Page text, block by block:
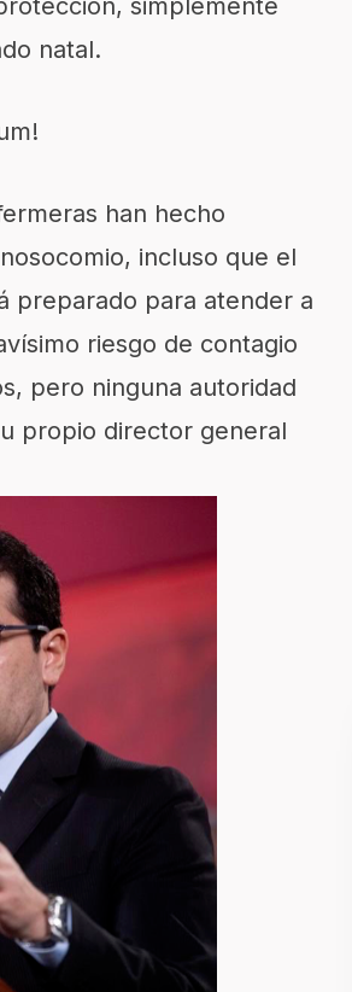
simplemente
natal.
han hecho
incluso que el
preparado para atender a
riesgo de contagio
pero ninguna autoridad
propio director general